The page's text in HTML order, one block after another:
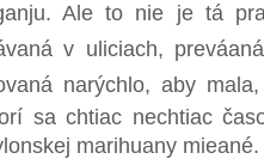
Ale to nie je tá
v uliciach,
narýchlo, aby
sa chtiac nechtiac
marihuany mieané.